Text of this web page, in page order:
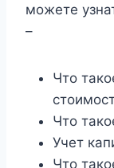
можете
–
Что
Что
Учет
Что